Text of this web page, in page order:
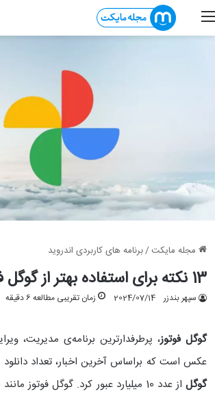
منو
مجله مایکت /برنامه های کاربردی اندروید
13 نکته برای استفاده بهتر از گوگل فوتوز
سپهر بندزر 2024/07/14 زمان تقریبی مطالعه 6 دقیقه
گوگل فوتوز، پرطرفدارترین برنامه‌ی مدیریت،
عکس است که براساس آخرین اخبار، تعداد
گوگل
از عدد 10 میلیارد عبور کرد. گوگل فوتوز